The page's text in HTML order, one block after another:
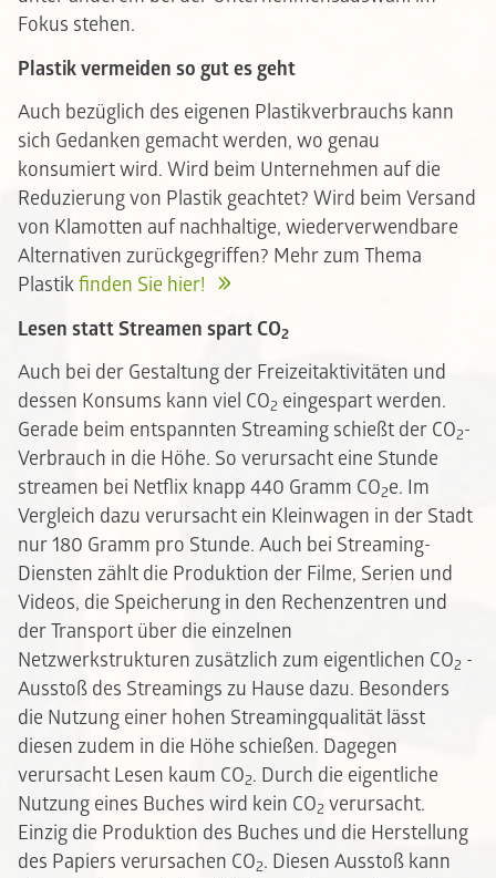
Fokus stehen.
Plastik vermeiden so gut es geht
Auch bezüglich des eigenen Plastikverbrauchs kann
sich Gedanken gemacht werden, wo genau
konsumiert wird. Wird beim Unternehmen auf die
Reduzierung von Plastik geachtet? Wird beim Versand
von Klamotten auf nachhaltige, wiederverwendbare
Alternativen zurückgegriffen? Mehr zum Thema
Plastikfinden Sie hier!
Lesen statt Streamen spart CO2
Auch bei der Gestaltung der Freizeitaktivitäten und
dessen Konsums kann viel CO2 eingespart werden.
Gerade beim entspannten Streaming schießt der CO2-
Verbrauch in die Höhe. So verursacht eine Stunde
streamen bei Netflix knapp 440 Gramm CO2e. Im
Vergleich dazu verursacht ein Kleinwagen in der Stadt
nur 180 Gramm pro Stunde. Auch bei Streaming-
Diensten zählt die Produktion der Filme, Serien und
Videos, die Speicherung in den Rechenzentren und
der Transport über die einzelnen
Netzwerkstrukturen zusätzlich zum eigentlichen CO2 -
Ausstoß des Streamings zu Hause dazu. Besonders
die Nutzung einer hohen Streamingqualität lässt
diesen zudem in die Höhe schießen. Dagegen
verursacht Lesen kaum CO2. Durch die eigentliche
Nutzung eines Buches wird kein CO2 verursacht.
Einzig die Produktion des Buches und die Herstellung
des Papiers verursachen CO2. Diesen Ausstoß kann